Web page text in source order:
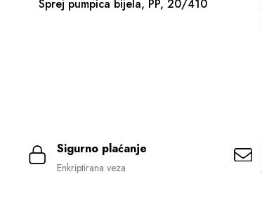
Sprej pumpica bijela, PP, 20/410
Sigurno plaćanje
Enkriptirana veza